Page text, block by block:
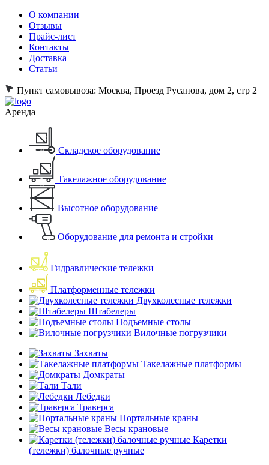
О компании
Отзывы
Прайс-лист
Контакты
Доставка
Статьи
Пункт самовывоза: Москва, Проезд Русанова, дом 2, стр 2
Аренда
Складское оборудование
Такелажное оборудование
Высотное оборудование
Оборудование для ремонта и стройки
Гидравлические тележки
Платформенные тележки
Двухколесные тележки
Штабелеры
Подъемные столы
Вилочные погрузчики
Захваты
Такелажные платформы
Домкраты
Тали
Лебедки
Траверса
Портальные краны
Весы крановые
Каретки
(тележки) балочные ручные